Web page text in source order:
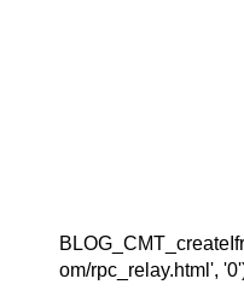
om/rpc_relay.html',